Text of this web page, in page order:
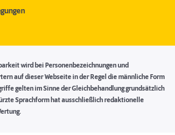
wird bei Personenbezeichnungen und
auf dieser Webseite in der Regel die männliche Form
gelten im Sinne der Gleichbehandlung grundsätzlich
Sprachform hat ausschließlich redaktionelle